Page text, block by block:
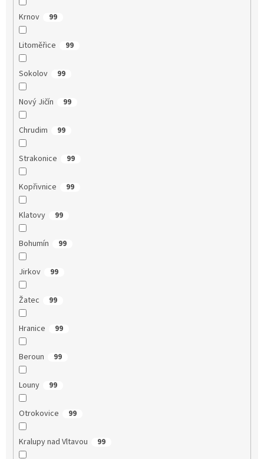
Krnov 99
Litoměřice 99
Sokolov 99
Nový Jičín 99
Chrudim 99
Strakonice 99
Kopřivnice 99
Klatovy 99
Bohumín 99
Jirkov 99
Žatec 99
Hranice 99
Beroun 99
Louny 99
Otrokovice 99
Kralupy nad Vltavou 99